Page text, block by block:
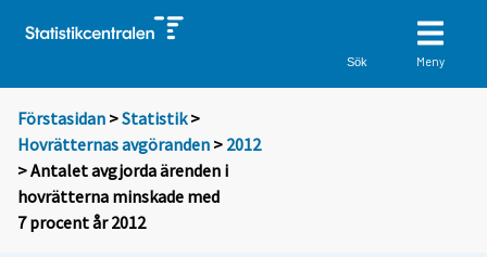
Sök Meny
Förstasidan >Statistik >
Hovrätternas avgöranden > 2012
> Antalet avgjorda ärenden i
hovrätterna minskade med
7 procent år 2012